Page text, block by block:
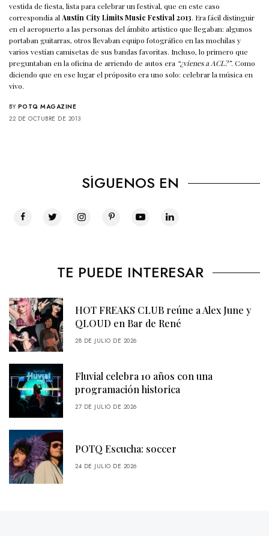
vestida de fiesta, lista para celebrar un festival, que en este caso
correspondía alAustin City Limits Music Festival 2013. Era fácil distinguir
en el aeropuerto a las personas del ámbito artístico que llegaban: algunos
portaban guitarras, otros llevaban equipo fotográfico en las mochilas y
varios vestían camisetas de sus bandas favoritas. Incluso, lo primero que
preguntaban en la oficina de arriendo de autos era “¿vienes a ACL?”. Como
diciendo que en ese lugar el próposito era uno solo: celebrar la música en
vivo.
BY POTQ MAGAZINE
22 DE OCTUBRE DE 2013
SÍGUENOS EN
TE PUEDE INTERESAR
HOT FREAKS CLUB reúne a Alex June y
QLOUD en Bar de René
28 DE JULIO DE 2026
Fluvial celebra 10 años con una
programación historica
27 DE JULIO DE 2026
POTQ Escucha: soccer
24 DE JULIO DE 2026